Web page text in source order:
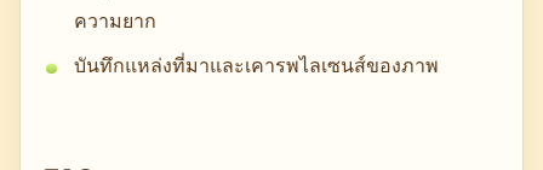
ความยาก
บันทึกแหล่งที่มาและเคารพไลเซนส์ของภาพ